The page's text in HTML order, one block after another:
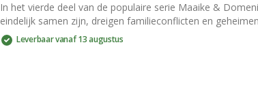
In het vierde deel van de populaire serie Maaike &
eindelijk samen zijn, dreigen familieconflicten en
Leverbaar vanaf 13 augustus